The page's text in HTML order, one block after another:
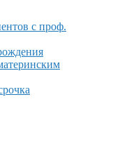
с проф.